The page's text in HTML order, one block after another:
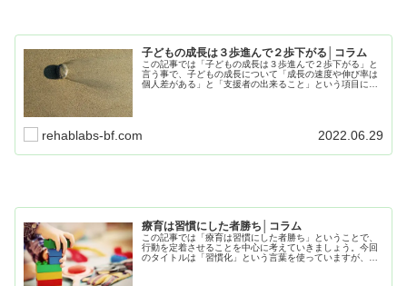
子どもの成長は３歩進んで２歩下がる│コラム
この記事では「子どもの成長は３歩進んで２歩下がる」と
言う事で、子どもの成長について「成長の速度や伸び率は
個人差がある」と「支援者の出来ること」という項目に分
rehablabs-bf.com 2022.06.29
療育は習慣にした者勝ち│コラム
この記事では「療育は習慣にした者勝ち」ということで、
行動を定着させることを中心に考えていきましょう。今回
のタイトルは「習慣化」という言葉を使っていますが、こ